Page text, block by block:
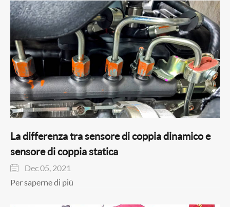
La differenza tra sensore di coppia dinamico e
sensore di coppia statica

Dec 05, 2021
Per saperne di più